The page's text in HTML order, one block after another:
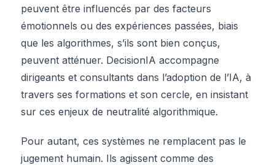
peuvent être influencés par des facteurs
émotionnels ou des expériences passées, biais
que les algorithmes, s’ils sont bien conçus,
peuvent atténuer. DecisionIA accompagne
dirigeants et consultants dans l’adoption de l’IA, à
travers ses formations et son cercle, en insistant
sur ces enjeux de neutralité algorithmique.
Pour autant, ces systèmes ne remplacent pas le
jugement humain. Ils agissent comme des